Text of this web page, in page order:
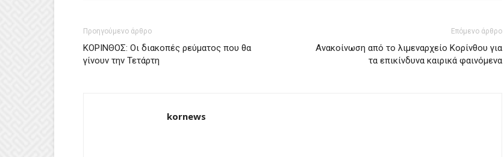
Προηγούμενο άρθρο
ΚΟΡΙΝΘΟΣ: Οι διακοπές ρεύματος που θα
γίνουν την Τετάρτη
Επόμενο άρθρο
Ανακοίνωση από το λιμεναρχείο Κορίνθου για
τα επικίνδυνα καιρικά φαινόμενα
kornews